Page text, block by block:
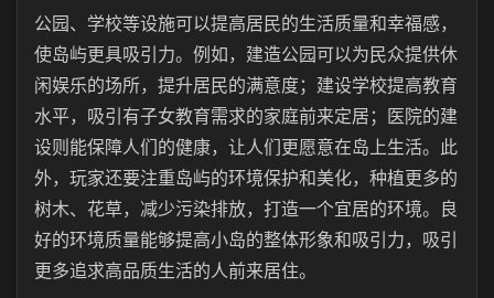
公园、学校等设施可以提高居民的生活质量和幸福感，
使岛屿更具吸引力。例如，建造公园可以为民众提供休
闲娱乐的场所，提升居民的满意度；建设学校提高教育
水平，吸引有子女教育需求的家庭前来定居；医院的建
设则能保障人们的健康，让人们更愿意在岛上生活。此
外，玩家还要注重岛屿的环境保护和美化，种植更多的
树木、花草，减少污染排放，打造一个宜居的环境。良
好的环境质量能够提高小岛的整体形象和吸引力，吸引
更多追求高品质生活的人前来居住。